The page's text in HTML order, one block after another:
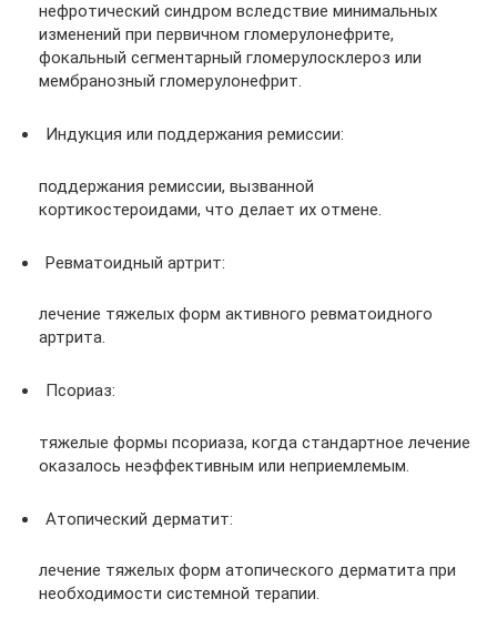
нефротический синдром вследствие минимальных
изменений при первичном гломерулонефрите,
фокальный сегментарный гломерулосклероз или
мембранозный гломерулонефрит.
Индукция или поддержания ремиссии:
поддержания ремиссии, вызванной
кортикостероидами, что делает их отмене.
Ревматоидный артрит:
лечение тяжелых форм активного ревматоидного
артрита.
Псориаз:
тяжелые формы псориаза, когда стандартное лечение
оказалось неэффективным или неприемлемым.
Атопический дерматит:
лечение тяжелых форм атопического дерматита при
необходимости системной терапии.